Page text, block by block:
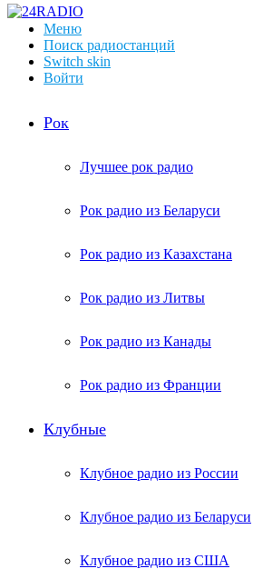
Меню
Поиск радиостанций
Switch skin
Войти
Рок
Лучшее рок радио
Рок радио из Беларуси
Рок радио из Казахстана
Рок радио из Литвы
Рок радио из Канады
Рок радио из Франции
Клубные
Клубное радио из России
Клубное радио из Беларуси
Клубное радио из США